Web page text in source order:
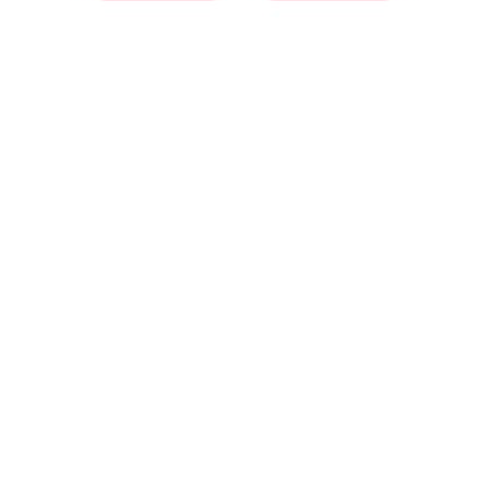
accesibilidad